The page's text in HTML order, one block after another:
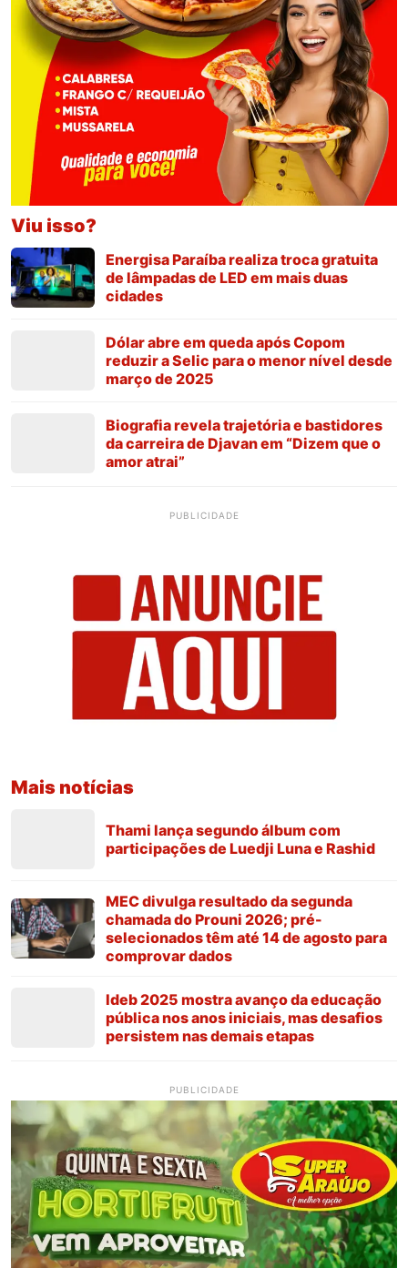
Viu isso?
Energisa Paraíba realiza troca gratuita
de lâmpadas de LED em mais duas
cidades
Dólar abre em queda após Copom
reduzir a Selic para o menor nível desde
março de 2025
Biografia revela trajetória e bastidores
da carreira de Djavan em “Dizem que o
amor atrai”
PUBLICIDADE
Mais notícias
Thami lança segundo álbum com
participações de Luedji Luna e Rashid
MEC divulga resultado da segunda
chamada do Prouni 2026; pré-
selecionados têm até 14 de agosto para
comprovar dados
Ideb 2025 mostra avanço da educação
pública nos anos iniciais, mas desafios
persistem nas demais etapas
PUBLICIDADE